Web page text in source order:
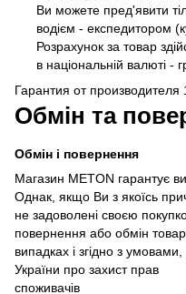
Ви можете пред'явити
водієм - експедитором
Розрахунок за товар
в національній валюті -
Гарантия от производителя
Обмін та
Обмін і повернення
Магазин METON гарантує
Однак, якщо Ви з якоїсь
не задоволені своєю
повернення або обмін
випадках і згідно з
України про захист прав
споживачів